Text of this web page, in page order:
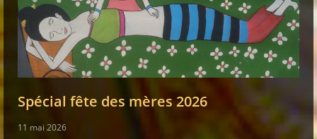
Spécial fête des mères 2026
11 mai 2026